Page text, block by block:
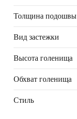
Толщина подошвы
Вид застежки
Высота голенища
Обхват голенища
Стиль